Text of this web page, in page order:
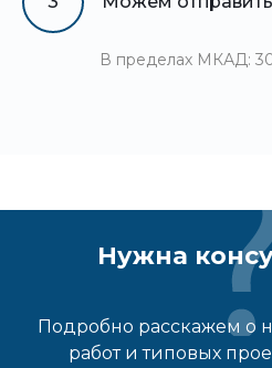
В пределах МКАД:
Нужна
Подробно расскажем о
работ и типовых